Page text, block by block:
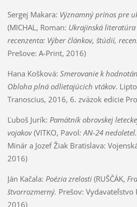
Sergej Makara: Významný prínos pre
(MICHAL, Roman: Ukrajinská literatúra
recenzenta: Výber článkov, štúdií,
Prešove: A-Print, 2016)
Hana Košková: Smerovanie k
Obloha plná odlietajúcich vtákov.
Tranoscius, 2016, 6. zväzok edície
Ľuboš Jurík: Pamätník obrovskej
vojakov(VITKO, Pavol: AN-24 nedoletel.
Minár a Jozef Žiak Bratislava:
2016)
Ján Kačala: Poézia zrelosti (RUŠČÁK,
štvorrozmerný. Prešov:
2016)